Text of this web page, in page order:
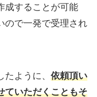
成することが可能
ので一発で受理され
ように、 依頼頂い
ていただくこともそ